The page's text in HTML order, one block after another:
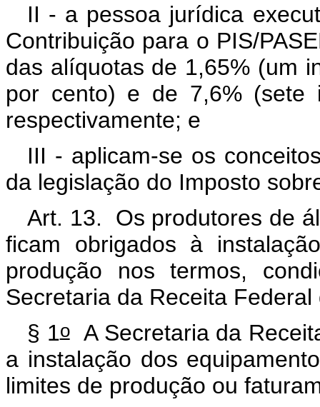
II - a pessoa jurídica
Contribuição para o PIS/
das alíquotas de 1,65% (um
por cento) e de 7,6% (sete
respectivamente; e
III - aplicam-se os
da legislação do Imposto
Art. 13. Os produtores de
ficam obrigados à
produção nos termos,
Secretaria da Receita Federal
§ 1oA Secretaria da
a instalação dos
limites de produção ou